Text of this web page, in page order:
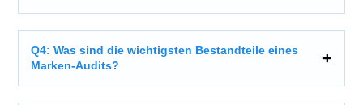
Q4: Was sind die wichtigsten Bestandteile eines
Marken-Audits?